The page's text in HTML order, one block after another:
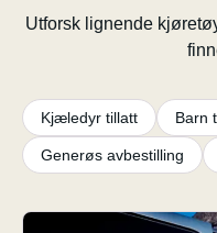
Utforsk lignende
Kjæledyr tillatt Barn
Generøs avbestilling